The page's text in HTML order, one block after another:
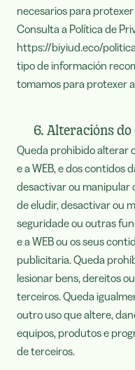
necesarios para
Consulta a Política de
https://biyiud.eco/
tipo de información
tomamos para protexer
6. Alteracións
Queda prohibido alterar
e a WEB, e dos contidos
desactivar ou manipular
de eludir, desactivar ou
seguridade ou outras
e a WEB ou os seus
publicitaria. Queda
lesionar bens, dereitos
terceiros. Queda
outro uso que altere,
equipos, produtos e
de terceiros.